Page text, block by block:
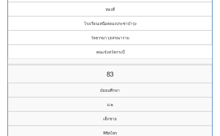
ทองดี
โรงเรียนเหนือคลองประชาบำรุง
วัดธรรมาวุธสรณาราม
คณะจังหวัดกระบี่
83
มัธยมศึกษา
ม.๒
เด็กชาย
พิชิตไพร